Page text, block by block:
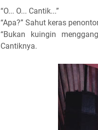
“O... O... Cantik...”
“Apa?” Sahut keras
“Bukan kuingin
Cantiknya.